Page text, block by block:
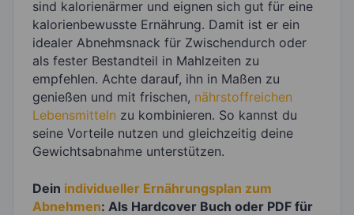
sind kalorienärmer und eignen sich gut für eine
kalorienbewusste Ernährung. Damit ist er ein
idealer Abnehmsnack für Zwischendurch oder
als fester Bestandteil in Mahlzeiten zu
empfehlen. Achte darauf, ihn in Maßen zu
genießen und mit frischen, nährstoffreichen
Lebensmitteln zu kombinieren. So kannst du
seine Vorteile nutzen und gleichzeitig deine
Gewichtsabnahme unterstützen.
Dein individueller Ernährungsplan zum
Abnehmen: Als Hardcover Buch oder PDF für